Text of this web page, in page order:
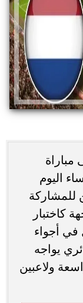
مباراة
اليوم
للمشاركة
كاختبار
في أجواء
يواجه
ولاعبين